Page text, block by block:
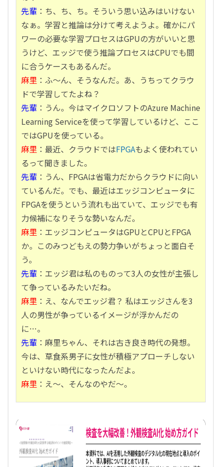
先輩 ：ち、ち、ち。そういう思い込みはいけない
なぁ。学習と推論は分けて考えようよ。確かにパ
ワーの必要な学習プロセスはGPUの方がいいと思
うけど、エッジで使う推論プロセスはCPUでも間
に合うケースもあるんだ。
麻里 ：ふ～ん、そうなんだ。あ、うちってクラウ
ドで学習してたよね？
先輩 ：うん。今はマイクロソフトのAzure Machine
Learning Serviceを使って学習しているけど、ここ
ではGPUを使っている。
麻里 ：最近、クラウドではFPGAもよく使われてい
るって聞きました。
先輩 ：うん、FPGAは省電力だからクラウドに向い
ているんだ。でも、最近はエッジコンピュータに
FPGAを使うという流れも出ていて、エッジでも有
力候補になりそうな勢いなんだ。
麻里 ：エッジコンピュータはGPUとCPUとFPGA
か。このみつどもえの勢力争いがちょっと面白そ
う。
先輩 ：エッジ君は私のものって3人の女性が主張し
て争っているみたいだね。
麻里 ：え、なんでエッジ君？ 私はエッジさんを3
人の男性が争っているイメージが浮かんだの
に…。
先輩 ：麻里ちゃん、それは古き良き時代の発想。
今は、草食系男子に女性が積極アプローチしない
といけない時代になったんだよ。
麻里 ：え～、そんなのやだ～。